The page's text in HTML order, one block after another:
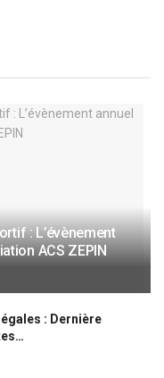
: L’évènement
ACS ZEPIN
: Dernière